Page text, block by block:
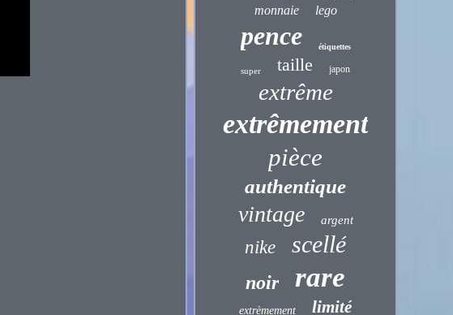
monnaie lego
pence étiquettes
super taille japon
extrême
extrêmement
pièce
authentique
vintage argent
nike scellé
noir rare
extrèmement limité